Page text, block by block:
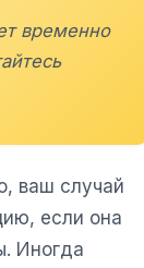
временно
ваш случай
если она
Иногда